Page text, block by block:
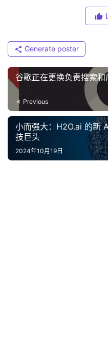
Generate poster
谷歌正在更换负责搜索和
Previous
小而强大：H2O.ai 的新
技巨头
2024年10月19日